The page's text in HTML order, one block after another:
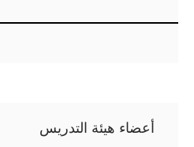
أعضاء هيئة التدريس